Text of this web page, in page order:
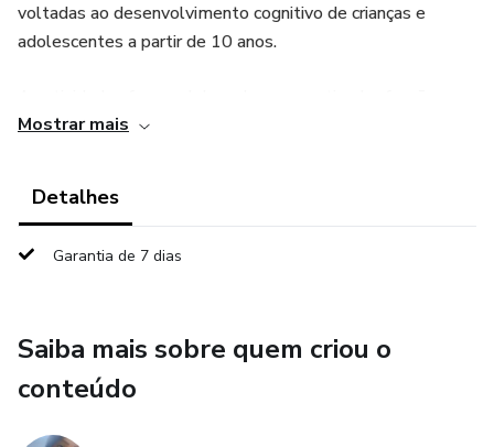
voltadas ao desenvolvimento cognitivo de crianças e
adolescentes a partir de 10 anos.
executivas, atenção, memória, raciocínio lógico, linguagem,
-Professores do AEE e educadores
-Pais que acompanham de perto o desenvolvimento de
Mostrar mais
Detalhes
Garantia de 7 dias
Saiba mais sobre quem criou o
conteúdo